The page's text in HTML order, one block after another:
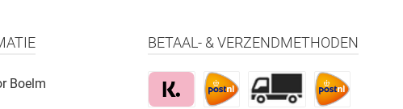
Boelm
BETAAL- & VERZENDMETHODEN